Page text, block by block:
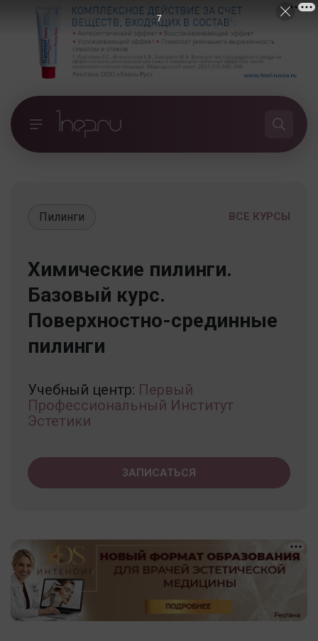
ВСЕ КУРСЫ
Пилинги
Химические пилинги.
Базовый курс.
Поверхностно-срединные
пилинги
Учебный центр: Первый
Профессиональный Институт
Эстетики
ЗАПИСАТЬСЯ
7